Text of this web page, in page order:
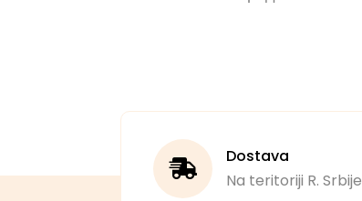
Dostava
Na teritoriji R. Srbije